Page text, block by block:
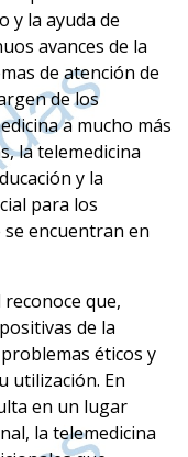
y la ayuda de
avances de la
de atención de
de los
a mucho más
la telemedicina
y la
para los
encuentran en
que,
de la
éticos y
utilización. En
en un lugar
la telemedicina